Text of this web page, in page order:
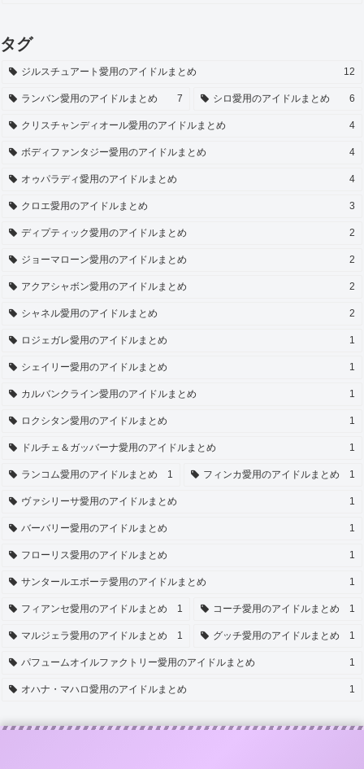
タグ
ジルスチュアート愛用のアイドルまとめ 12
ランバン愛用のアイドルまとめ 7 シロ愛用のアイドルまとめ 6
クリスチャンディオール愛用のアイドルまとめ 4
ボディファンタジー愛用のアイドルまとめ 4
オゥパラディ愛用のアイドルまとめ 4
クロエ愛用のアイドルまとめ 3
ディプティック愛用のアイドルまとめ 2
ジョーマローン愛用のアイドルまとめ 2
アクアシャボン愛用のアイドルまとめ 2
シャネル愛用のアイドルまとめ 2
ロジェガレ愛用のアイドルまとめ 1
シェイリー愛用のアイドルまとめ 1
カルバンクライン愛用のアイドルまとめ 1
ロクシタン愛用のアイドルまとめ 1
ドルチェ＆ガッバーナ愛用のアイドルまとめ 1
ランコム愛用のアイドルまとめ 1 フィンカ愛用のアイドルまとめ 1
ヴァシリーサ愛用のアイドルまとめ 1
バーバリー愛用のアイドルまとめ 1
フローリス愛用のアイドルまとめ 1
サンタールエボーテ愛用のアイドルまとめ 1
フィアンセ愛用のアイドルまとめ 1 コーチ愛用のアイドルまとめ 1
マルジェラ愛用のアイドルまとめ 1 グッチ愛用のアイドルまとめ 1
パフュームオイルファクトリー愛用のアイドルまとめ 1
オハナ・マハロ愛用のアイドルまとめ 1